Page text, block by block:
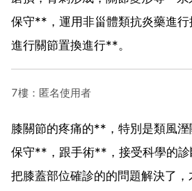
保守**，運用非甾體類抗炎藥進
進行關節置換進行**。
7樓：匿名使用者
膝關節的疼痛的**，特別是類風
保守**，跟手術**，接受科學的
把膝蓋部位確診的的問題解決了